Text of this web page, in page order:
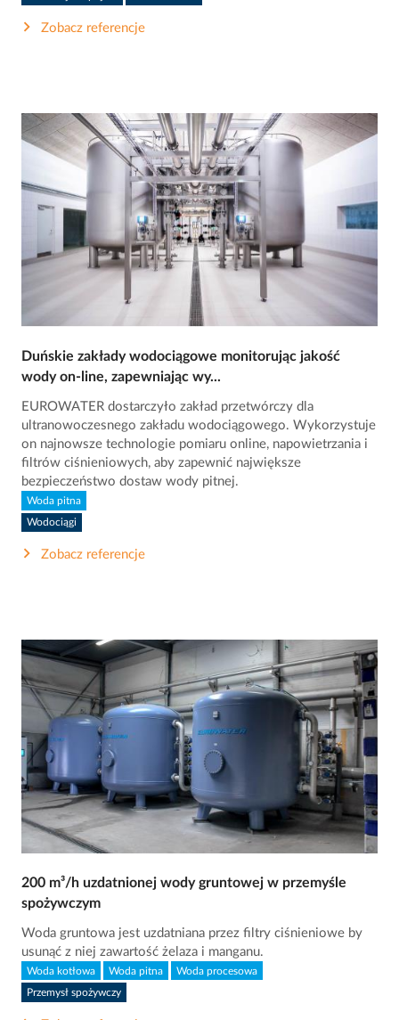
Zobacz referencje
Duńskie zakłady wodociągowe monitorując jakość
wody on-line, zapewniając wy...
EUROWATER dostarczyło zakład przetwórczy dla
ultranowoczesnego zakładu wodociągowego. Wykorzystuje
on najnowsze technologie pomiaru online, napowietrzania i
filtrów ciśnieniowych, aby zapewnić największe
bezpieczeństwo dostaw wody pitnej.
Woda pitna
Wodociągi
Zobacz referencje
200 m³/h uzdatnionej wody gruntowej w przemyśle
spożywczym
Woda gruntowa jest uzdatniana przez filtry ciśnieniowe by
usunąć z niej zawartość żelaza i manganu.
Woda kotłowa Woda pitna Woda procesowa
Przemysł spożywczy